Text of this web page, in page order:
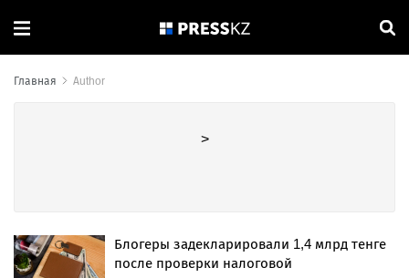
Главная Author
>
Блогеры задекларировали 1,4 млрд тенге
после проверки налоговой